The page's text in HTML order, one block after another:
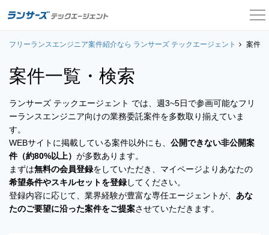
案件一覧
お役立ちコンテンツ
よくある質問
ログイン
会員登録
フリーランスエンジニア案件紹介なら ランサーズ テックエージェント 案件
案件一覧・検索
ランサーズ テックエージェント では、週3~5日で参画可能なフリ
ーランスエンジニア向けの業務委託案件を多数取り揃えていま
す。
WEBサイトに掲載している案件以外にも、 公開できない非公開案
件（約80%以上） が多数あります。
まずは無料の会員登録をしていただき、マイページよりあなたの
希望条件やスキルセットを登録してください。
登録内容に応じて、業界経験が豊富な専任エージェントが、 あな
たのご要望に沿った案件をご提案させていただきます。